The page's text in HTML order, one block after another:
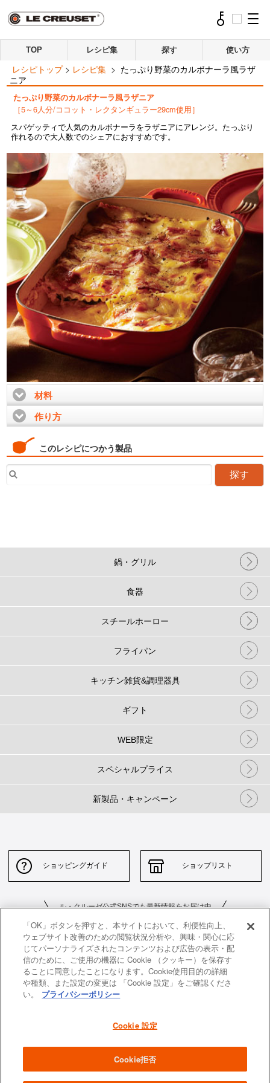
TOP レシピ集 探す 使い方
レシピトップ > レシピ集 > たっぷり野菜のカルボナーラ風ラザ
ニア
たっぷり野菜のカルボナーラ風ラザニア
［5～6人分/ココット・レクタンギュラー29cm使用］
スパゲッティで人気のカルボナーラをラザニアにアレンジ。たっぷり
作れるので大人数でのシェアにおすすめです。
材料click to expand contents
作り方
このレシピにつかう製品
探す
鍋・グリル
食器
スチールホーロー
フライパン
キッチン雑貨&調理器具
ギフト
WEB限定
スペシャルプライス
新製品・キャンペーン
ショッピングガイド ショップリスト
ル・クルーゼ公式SNSでも最新情報をお届け中
お問い合わせ サイトポリシー
「OK」ボタンを押すと、本サイトにおいて、利便性向上、
ウェブサイト改善のための閲覧状況分析や、興味・関心に応
じてパーソナライズされたコンテンツおよび広告の表示・配
信のために、ご使用の機器に Cookie （クッキー）を保存す
ることに同意したことになります。Cookie使用目的の詳細
や種類、また設定の変更は 「Cookie 設定」をご確認くださ
い。
プライバシーポリシー
Cookie 設定
Cookie拒否